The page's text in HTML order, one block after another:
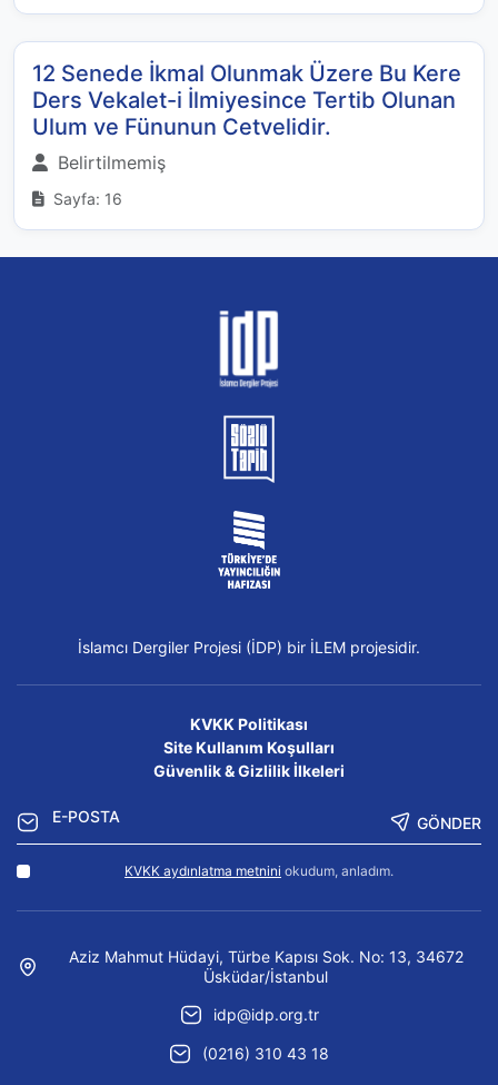
12 Senede İkmal Olunmak Üzere Bu Kere
Ders Vekalet-i İlmiyesince Tertib Olunan
Ulum ve Fünunun Cetvelidir.
Belirtilmemiş
Sayfa: 16
İslamcı Dergiler Projesi (İDP) bir İLEM projesidir.
KVKK Politikası
Site Kullanım Koşulları
Güvenlik & Gizlilik İlkeleri
GÖNDER
KVKK aydınlatma metnini okudum, anladım.
Aziz Mahmut Hüdayi, Türbe Kapısı Sok. No: 13, 34672
Üsküdar/İstanbul
idp@idp.org.tr
(0216) 310 43 18